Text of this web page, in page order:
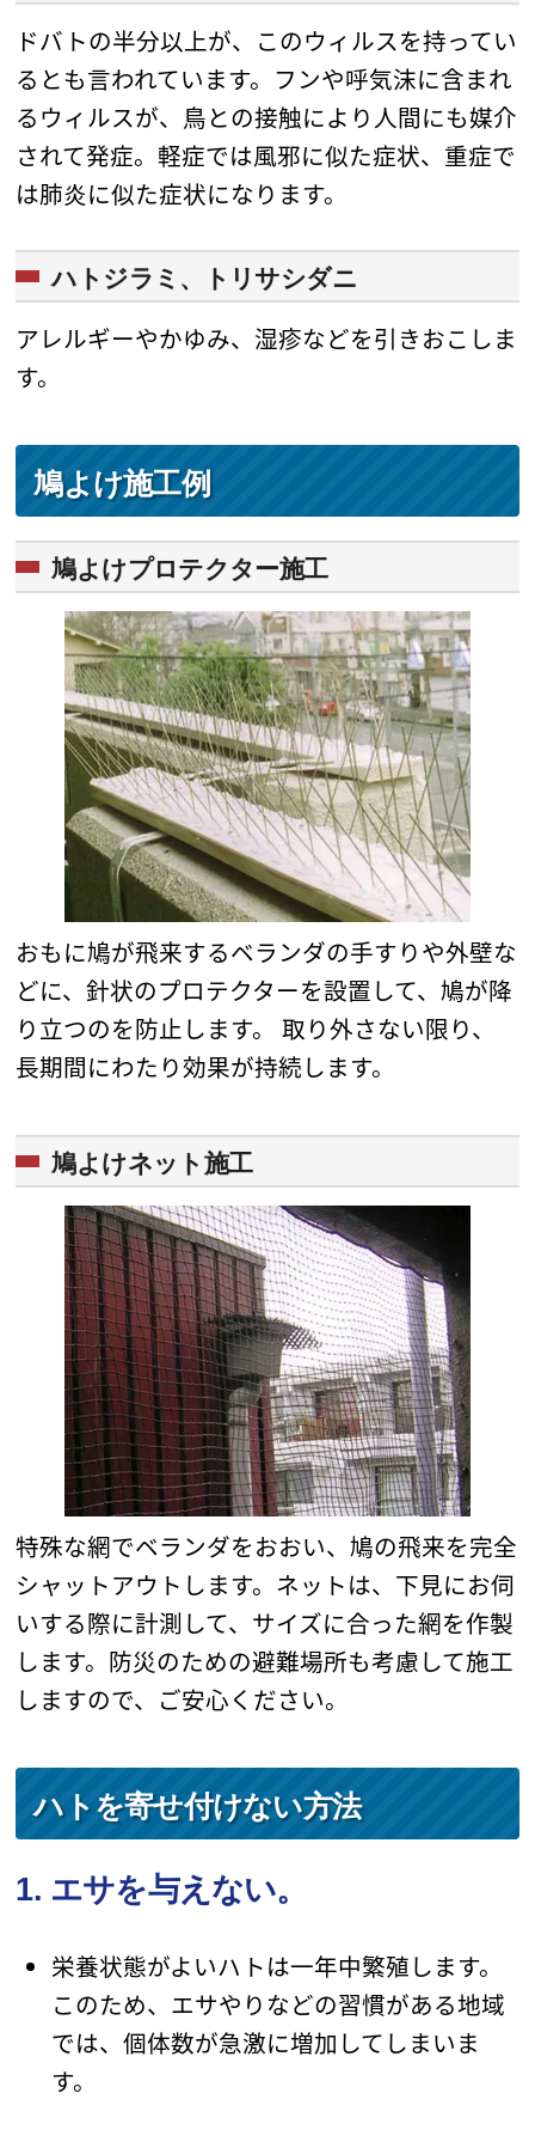
ドバトの半分以上が、このウィルスを持ってい
るとも言われています。フンや呼気沫に含まれ
るウィルスが、鳥との接触により人間にも媒介
されて発症。軽症では風邪に似た症状、重症で
は肺炎に似た症状になります。
ハトジラミ、トリサシダニ
アレルギーやかゆみ、湿疹などを引きおこしま
す。
鳩よけ施工例
鳩よけプロテクター施工
おもに鳩が飛来するベランダの手すりや外壁な
どに、針状のプロテクターを設置して、鳩が降
り立つのを防止します。 取り外さない限り、
長期間にわたり効果が持続します。
鳩よけネット施工
特殊な網でベランダをおおい、鳩の飛来を完全
シャットアウトします。ネットは、下見にお伺
いする際に計測して、サイズに合った網を作製
します。防災のための避難場所も考慮して施工
しますので、ご安心ください。
ハトを寄せ付けない方法
1. エサを与えない。
栄養状態がよいハトは一年中繁殖します。
このため、エサやりなどの習慣がある地域
では、個体数が急激に増加してしまいま
す。